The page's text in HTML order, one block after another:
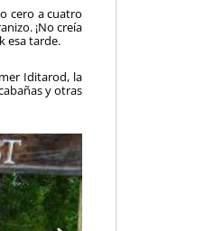
cero a cuatro
¡No creía
esa tarde.
Iditarod, la
y otras